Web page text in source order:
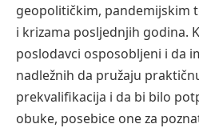
geopolitičkim, pandemijskim
i krizama posljednjih godina.
poslodavci osposobljeni i da
nadležnih da pružaju
prekvalifikacija i da bi bilo
obuke, posebice one za